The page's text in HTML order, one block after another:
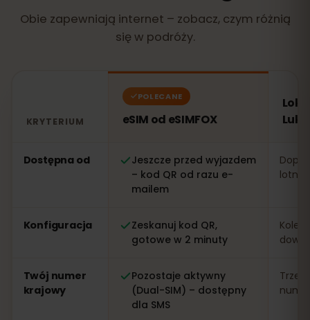
Obie zapewniają internet – zobacz, czym różnią
się w podróży.
KRYTERIUM
POLECANE
eSIM od eSIMFOX
Dostępna od
Jeszcze przed wyjazdem
– kod QR od razu e-
mailem
Konfiguracja
Zeskanuj kod QR,
gotowe w 2 minuty
Twój numer
krajowy
Pozostaje aktywny
(Dual-SIM) – dostępny
dla SMS